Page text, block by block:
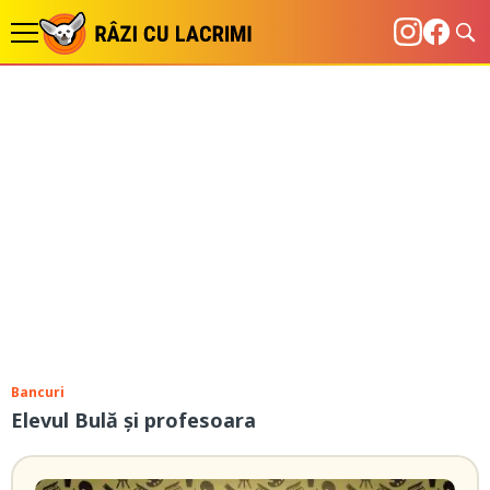
Bancuri
Elevul Bulă și profesoara